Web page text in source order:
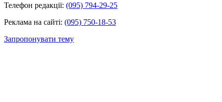
Телефон редакції: (095) 794-29-25
Реклама на сайті: (095) 750-18-53
Запропонувати тему